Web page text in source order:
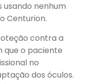
usando nenhum
Centurion.
contra a
que o paciente
no
dos óculos.